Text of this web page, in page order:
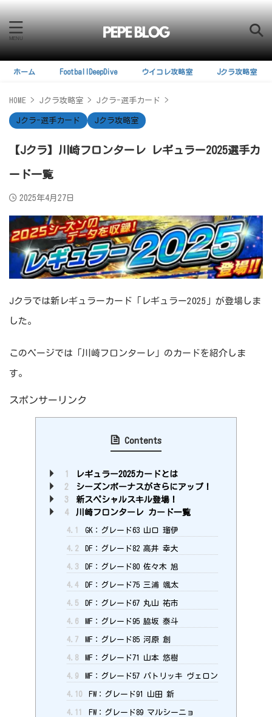
ホーム FootballDeepDive ウイコレ攻略室 Jクラ攻略室
HOME > Jクラ攻略室 > Jクラ-選手カード >
Jクラ-選手カード Jクラ攻略室
【Jクラ】川崎フロンターレ レギュラー2025選手カ
ード一覧
2025年4月27日
Jクラでは新レギュラーカード「レギュラー2025」が登場しま
した。
このページでは「川崎フロンターレ」のカードを紹介しま
す。
スポンサーリンク
Contents
1
レギュラー2025カードとは
2
シーズンボーナスがさらにアップ！
3
新スペシャルスキル登場！
4
川崎フロンターレ カード一覧
4.1 GK：グレード63 山口 瑠伊
4.2 DF：グレード82 高井 幸大
4.3 DF：グレード80 佐々木 旭
4.4 DF：グレード75 三浦 颯太
4.5 DF：グレード67 丸山 祐市
4.6 MF：グレード95 脇坂 泰斗
4.7 MF：グレード85 河原 創
4.8 MF：グレード71 山本 悠樹
4.9 MF：グレード57 パトリッキ ヴェロン
4.10 FW：グレード91 山田 新
4.11 FW：グレード89 マルシーニョ